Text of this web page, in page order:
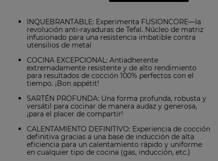
INQUEBRANTABLE: Experimenta FUSIONCORE—la
revolución anti-rayaduras de Tefal. Núcleo de matriz
infusionado para una resistencia imbatible contra
utensilios de metal
COCINA EXCEPCIONAL: Antiadherente
extremadamente resistente y de alto rendimiento
para resultados de cocción 100% perfectos con el
tiempo. ¡Bon appétit!
SARTÉN PROFUNDA: Una forma profunda, robusta y
versátil para cocinar de manera audaz y generosa,
¡para el placer de compartir!
CALENTAMIENTO DEFINITIVO: Experiencia de cocción
definitiva gracias a una base de inducción de alta
eficiencia para un calentamiento rápido y uniforme
en cualquier tipo de cocina (gas, inducción, etc.)